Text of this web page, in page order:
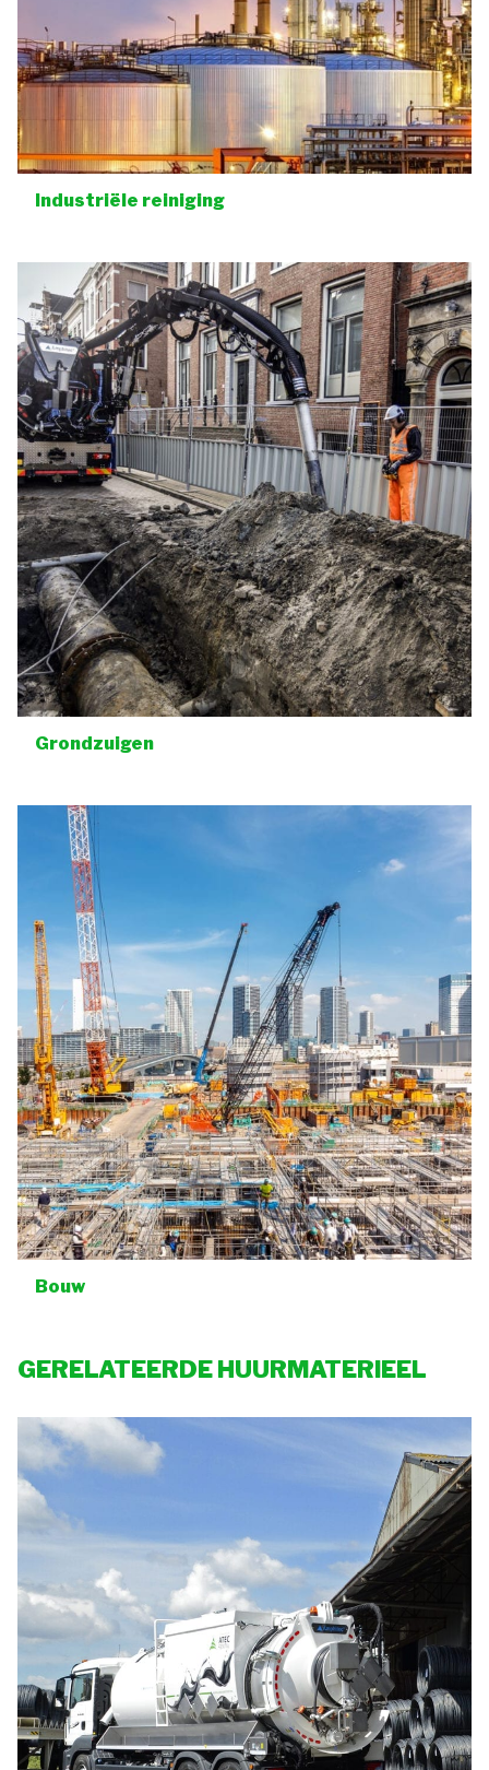
Industriële reiniging
Grondzuigen
Bouw
GERELATEERDE HUURMATERIEEL